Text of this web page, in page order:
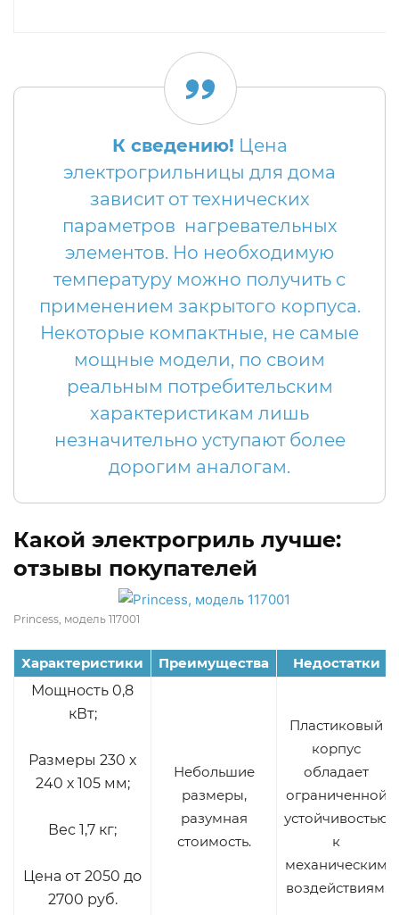
К сведению! Цена
электрогрильницы для дома
зависит от технических
параметров нагревательных
элементов. Но необходимую
температуру можно получить с
применением закрытого корпуса.
Некоторые компактные, не самые
мощные модели, по своим
реальным потребительским
характеристикам лишь
незначительно уступают более
дорогим аналогам.
Какой электрогриль лучше:
отзывы покупателей
Princess, модель 117001
Характеристики Преимущества
Недостатки
Мощность 0,8
кВт;
Размеры 230 х
240 х 105 мм;
Вес 1,7 кг;
Цена от 2050 до
2700 руб.
Небольшие
размеры,
разумная
стоимость.
Пластиковый
корпус
обладает
ограниченной
устойчивостью
к
механическим
воздействиям.